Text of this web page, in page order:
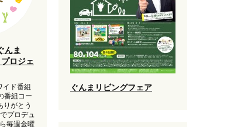
んま
ロジェ
ド番組
番組コー
りがとう
プロデュ
毎週金曜
ぐんまリビングフェア